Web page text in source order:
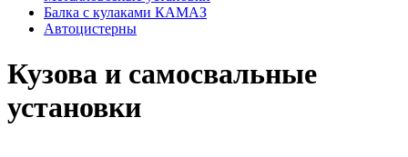
Балка с кулаками КАМАЗ
Автоцистерны
Кузова и самосвальные
установки